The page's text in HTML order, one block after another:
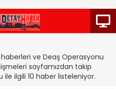
ve Deaş Operasyonu
sayfamızdan takip
ilgili 10 haber listeleniyor.